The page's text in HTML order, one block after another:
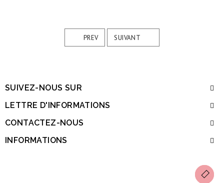
PREV SUIVANT
SUIVEZ-NOUS SUR
LETTRE D'INFORMATIONS
CONTACTEZ-NOUS
INFORMATIONS